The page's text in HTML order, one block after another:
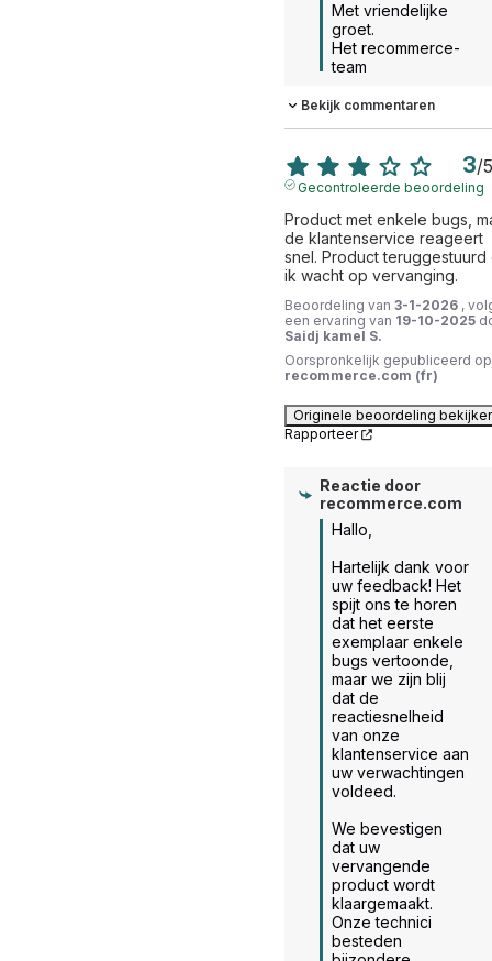
Met vriendelijke
groet.
Het recommerce-
team
Bekijk commentaren
3/5
Gecontroleerde beoordeling
Product met enkele bugs,
de klantenservice reageert
snel. Product teruggestuurd
ik wacht op vervanging.
Beoordeling van 3-1-2026 ,
een ervaring van 19-10-2025
Saidj kamel S.
Oorspronkelijk gepubliceerd op
recommerce.com (fr)
Originele beoordeling
Rapporteer
Reactie door
recommerce.com
Hallo,
Hartelijk dank voor
uw feedback! Het
spijt ons te horen
dat het eerste
exemplaar enkele
bugs vertoonde,
maar we zijn blij
dat de
reactiesnelheid
van onze
klantenservice aan
uw verwachtingen
voldeed.
We bevestigen
dat uw
vervangende
product wordt
klaargemaakt.
Onze technici
besteden